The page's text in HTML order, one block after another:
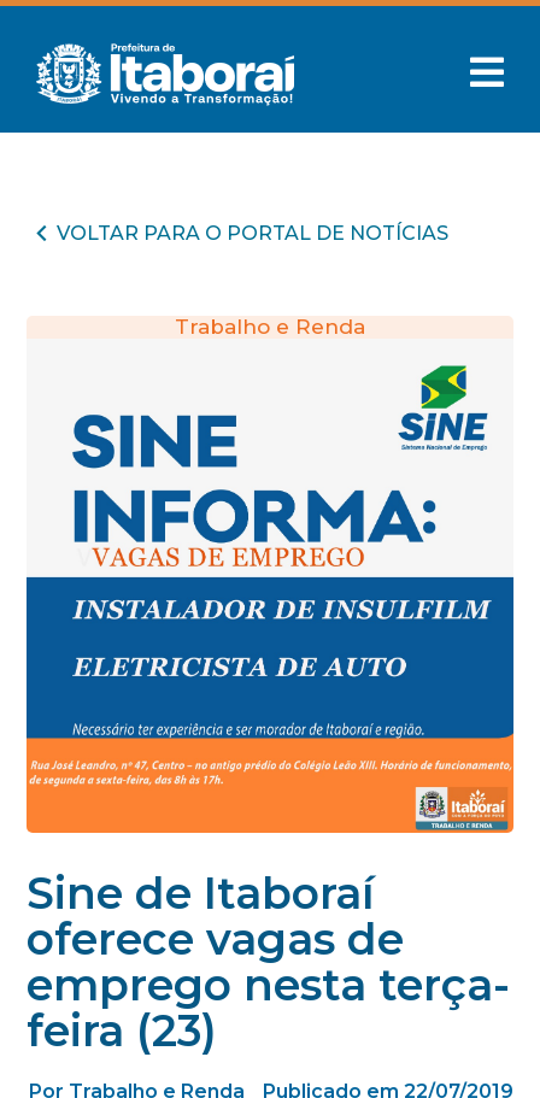
VOLTAR PARA O PORTAL DE NOTÍCIAS
Trabalho e Renda
Sine de Itaboraí
oferece vagas de
emprego nesta terça-
feira (23)
Por Trabalho e Renda Publicado em 22/07/2019